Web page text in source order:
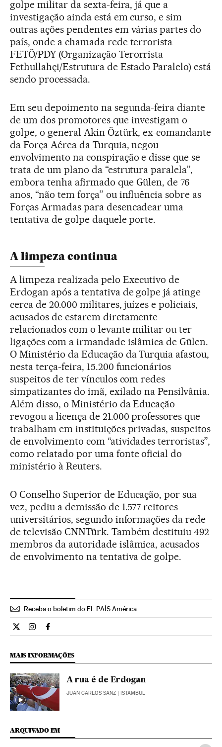
golpe militar da sexta-feira, já que a
investigação ainda está em curso, e sim
outras ações pendentes em várias partes do
país, onde a chamada rede terrorista
FETÖ/PDY (Organização Terorrista
Fethullahçi/Estrutura de Estado Paralelo) está
sendo processada.
Em seu depoimento na segunda-feira diante
de um dos promotores que investigam o
golpe, o general Akin Öztürk, ex-comandante
da Força Aérea da Turquia, negou
envolvimento na conspiração e disse que se
trata de um plano da “estrutura paralela”,
embora tenha afirmado que Gülen, de 76
anos, “não tem força” ou influência sobre as
Forças Armadas para desencadear uma
tentativa de golpe daquele porte.
A limpeza continua
A limpeza realizada pelo Executivo de
Erdogan após a tentativa de golpe já atinge
cerca de 20.000 militares, juízes e policiais,
acusados de estarem diretamente
relacionados com o levante militar ou ter
ligações com a irmandade islâmica de Gülen.
O Ministério da Educação da Turquia afastou,
nesta terça-feira, 15.200 funcionários
suspeitos de ter vínculos com redes
simpatizantes do imã, exilado na Pensilvânia.
Além disso, o Ministério da Educação
revogou a licença de 21.000 professores que
trabalham em instituições privadas, suspeitos
de envolvimento com “atividades terroristas”,
como relatado por uma fonte oficial do
ministério à Reuters.
O Conselho Superior de Educação, por sua
vez, pediu a demissão de 1.577 reitores
universitários, segundo informações da rede
de televisão CNNTürk. Também destituiu 492
membros da autoridade islâmica, acusados
de envolvimento na tentativa de golpe.
Receba o boletim do EL PAÍS América
Internacional El País Brasil en Twitter
Internacional El País Brasil en Instagram
Internacional El País Brasil en Facebook
MAIS INFORMAÇÕES
A rua é de Erdogan
JUAN CARLOS SANZ | ISTAMBUL
ARQUIVADO EM